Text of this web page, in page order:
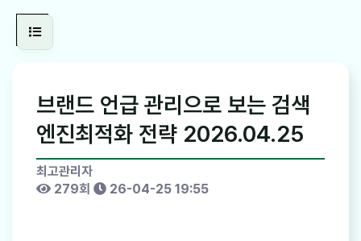
브랜드 언급 관리으로 보는 검색
엔진최적화 전략 2026.04.25
최고관리자
279회
26-04-25 19:55